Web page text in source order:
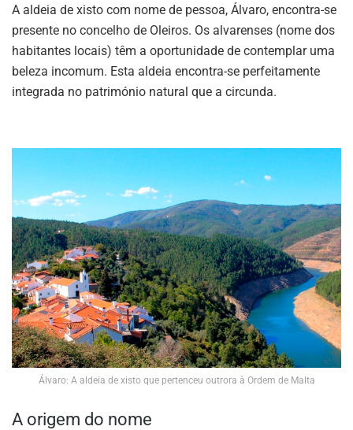
A aldeia de xisto com nome de pessoa, Álvaro, encontra-se
presente no concelho de Oleiros. Os alvarenses (nome dos
habitantes locais) têm a oportunidade de contemplar uma
beleza incomum. Esta aldeia encontra-se perfeitamente
integrada no património natural que a circunda.
Álvaro: A aldeia de xisto que pertenceu outrora à Ordem de Malta
A origem do nome